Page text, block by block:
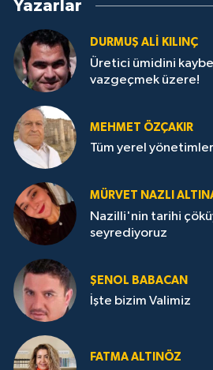
Yazarlar
DURMUŞ ALI KILINÇ
Üretici ümidini
vazgeçmek üzere!
MEHMET ÖZÇAKIR
Tüm yerel
MÜRVET NAZLI
Nazilli'nin tarihi
seyrediyoruz
ŞENOL BABACAN
İşte bizim Valimiz
FATMA ALTINÖZ